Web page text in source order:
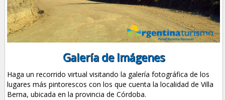
Galería de Imágenes
Haga un recorrido virtual visitando la galería fotográfica de los
lugares más pintorescos con los que cuenta la localidad de Villa
Berna, ubicada en la provincia de Córdoba.